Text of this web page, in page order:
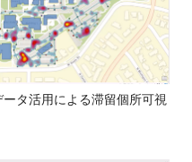
タ活用による滞留個所可視